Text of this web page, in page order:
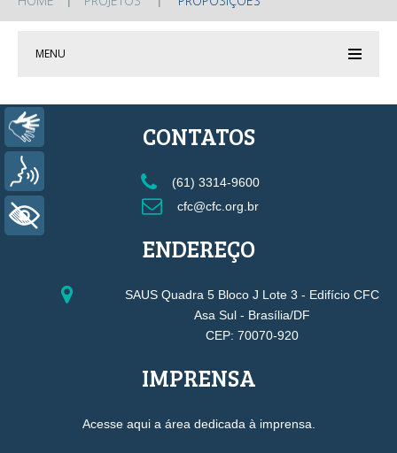
MENU
CONTATOS
(61) 3314-9600
cfc@cfc.org.br
ENDEREÇO
SAUS Quadra 5 Bloco J Lote 3 - Edifício CFC
Asa Sul - Brasília/DF
CEP: 70070-920
IMPRENSA
Acesse aqui a área dedicada à imprensa.
+ Acessibilidade